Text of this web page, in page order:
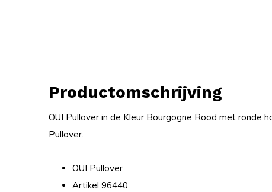
Productomschrijving
OUI Pullover in de Kleur Bourgogne Rood met ronde
Pullover.
OUI Pullover
Artikel 96440